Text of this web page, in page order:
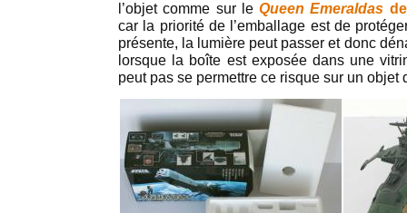
l’objet comme sur leQueen Emeraldas
car la priorité de l’emballage est de
présente, la lumière peut passer et donc
lorsque la boîte est exposée dans une
peut pas se permettre ce risque sur un objet